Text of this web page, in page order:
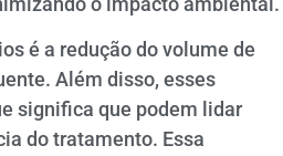
é a redução do volume de
Além disso, esses
significa que podem lidar
do tratamento. Essa